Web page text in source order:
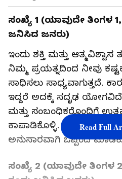
ಸಂಖ್ಯೆ 1 (ಯಾವುದೇ ತಿಂಗಳ 1,
ಜನಿಸಿದ ಜನರು)
ಇಂದು ಶಕ್ತಿ ಮತ್ತು ಆತ್ಮವಿಶ್ವಾಸ
ನಿಮ್ಮ ಪ್ರಯತ್ನದಿಂದ ನೀವು
ಸಾಧಿಸಲು ಸಾಧ್ಯವಾಗುತ್ತದೆ.
ಇದ್ದರೆ ಅದಕ್ಕೆ ಸದೃಢ
ಮತ್ತು ಸಂಬಂಧಿಕರೊಂದಿಗೆ
ಕಾಪಾಡಿಕೊಳ್ಳಿ. ವ್ಯಾಪಾರ
ಅನುಸಾರವಾಗಿ ಒಪ್ಪಂದ
ಸಂಖ್ಯೆ 2 (ಯಾವುದೇ ತಿಂಗಳ
Read Full